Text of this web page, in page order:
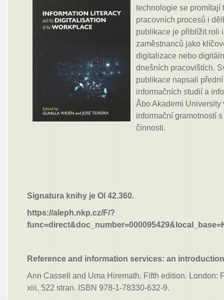
technologie se promítají
pracovních procesů i
publikace je přiblížit roli
zaměstnanců jako
digitalizace nebo
dnešních pracovištích.
publikace napsali
informačních studií a
Åbo Akademi
informační gramotností
činnosti.
Signatura knihy je Ol 42.360.
https://aleph.nkp.cz/F/?
Reference and information services: an
Ann Cassell and Uma Hiremath. Fifth edition. London:
xiii, 522 stran. ISBN 978-1-78330-632-9.